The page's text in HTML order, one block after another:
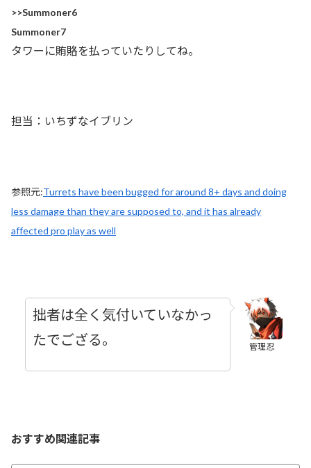
>>Summoner6
Summoner7
タワーに賄賂を払っていたりしてね。
担当：いちずなイブリン
参照元:Turrets have been bugged for around 8+ days and doing
less damage than they are supposed to, and it has already
affected pro play as well
管理忍
拙者は全く気付いていなかっ
たでござる。
おすすめ関連記事